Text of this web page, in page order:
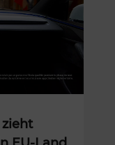
zieht